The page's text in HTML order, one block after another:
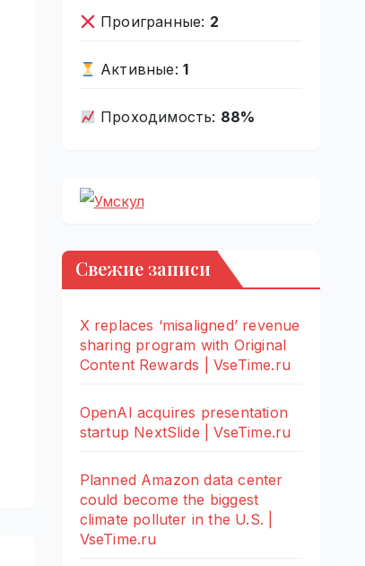
Проигранные: 2
Активные: 1
Проходимость: 88%
Свежие записи
X replaces ‘misaligned’ revenue
sharing program with Original
Content Rewards | VseTime.ru
OpenAI acquires presentation
startup NextSlide | VseTime.ru
Planned Amazon data center
could become the biggest
climate polluter in the U.S. |
VseTime.ru